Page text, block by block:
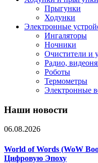
Прыгунки
Ходунки
Электронные
Ингаляторы
Ночники
Очистители и
Радио,
Роботы
Термометры
Электронные
Наши новости
06.08.2026
World of Words (WoW
Цифровую Эпоху